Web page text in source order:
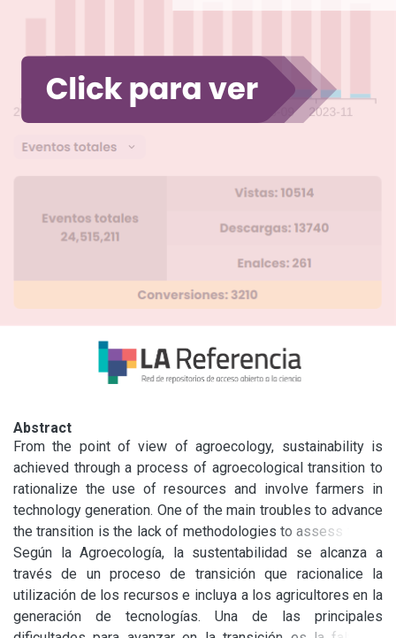
Abstract
From the point of view of agroecology, sustainability is
achieved through a process of agroecological transition to
rationalize the use of resources and involve farmers in
technology generation. One of the main troubles to advance
the transition is the lack of methodologies to assess these
processes. The aim of this work was to evaluate, through
the use of indicators developed specifically for this target,
the changes in the sustainability of an agro-ecological
conversion experience with a group of horticultural farmers
Según la Agroecología, la sustentabilidad se alcanza a
través de un proceso de transición que racionalice la
utilización de los recursos e incluya a los agricultores en la
generación de tecnologías. Una de las principales